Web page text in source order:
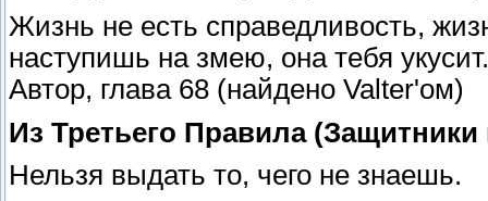
Жизнь не есть справедливость,
наступишь на змею, она тебя
Автор, глава 68 (найдено Valter'ом)
Из Третьего Правила
Нельзя выдать то, чего не знаешь.